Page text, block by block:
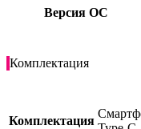
Версия ОС
Комплектация
Комплектация